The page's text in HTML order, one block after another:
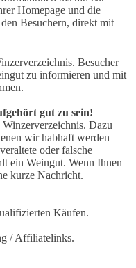
Homepage und die
Besuchern, direkt mit
Besucher
zu informieren und mit
gut zu sein!
Dazu
wir habhaft werden
oder falsche
ein Weingut. Wenn Ihnen
kurze Nachricht.
Käufen.
/ Affiliatelinks.